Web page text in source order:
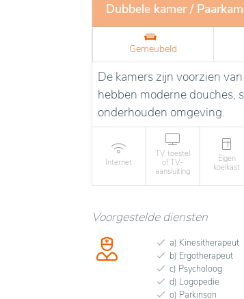
Dubbele kamer /
Gemeubeld
De kamers zijn voorzien
hebben moderne douches,
onderhouden omgeving.
Internet
TV toestel
of TV-
aansluiting
Eigen
koelkast
Voorgestelde diensten
a) Kinesitherapeut
b) Ergotherapeut
c) Psycholoog
d) Logopedie
o) Parkinson